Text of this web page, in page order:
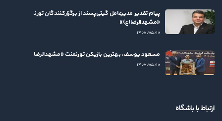
پیام تقدیر مدیرعامل گیتی‌پسند از برگزارکنندگان تورنمنت
«مشهدالرضا(ع)»
۱۴۰۵/۰۵/۱۰
مسعود یوسف، بهترین بازیکن تورنمنت «مشهدالرضا(ع)» شد
۱۴۰۵/۰۵/۱۰
ارتباط با باشگاه